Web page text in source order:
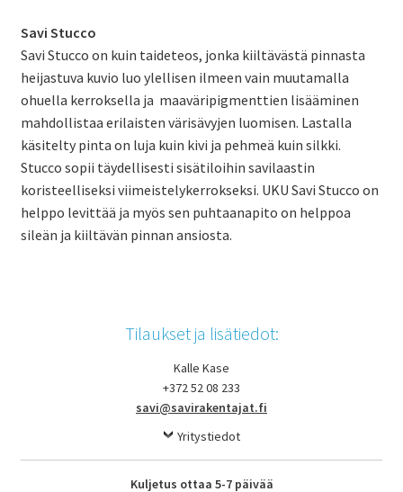
Savi Stucco
Savi Stucco on kuin taideteos, jonka kiiltävästä pinnasta
heijastuva kuvio luo ylellisen ilmeen vain muutamalla
ohuella kerroksella ja maaväripigmenttien lisääminen
mahdollistaa erilaisten värisävyjen luomisen. Lastalla
käsitelty pinta on luja kuin kivi ja pehmeä kuin silkki.
Stucco sopii täydellisesti sisätiloihin savilaastin
koristeelliseksi viimeistelykerrokseksi. UKU Savi Stucco on
helppo levittää ja myös sen puhtaanapito on helppoa
sileän ja kiiltävän pinnan ansiosta.
Tilaukset ja lisätiedot:
Kalle Kase
+372 52 08 233
savi@savirakentajat.fi
Yritystiedot
Kuljetus ottaa 5-7 päivää